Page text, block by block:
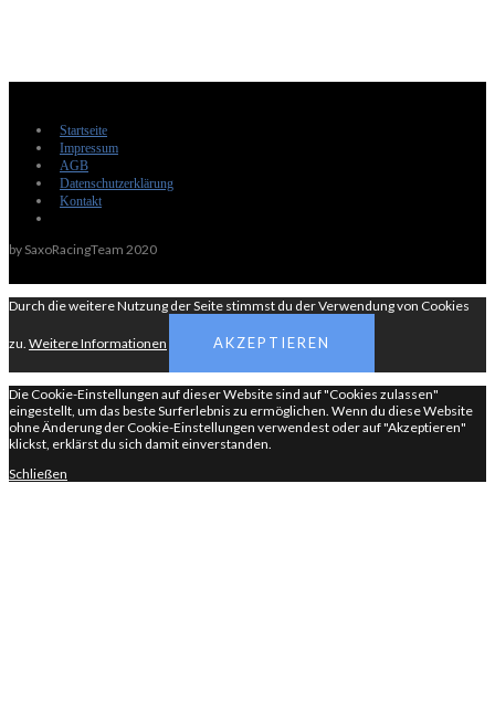
Startseite
Impressum
AGB
Datenschutzerklärung
Kontakt
by SaxoRacingTeam 2020
Durch die weitere Nutzung der Seite stimmst du der Verwendung von Cookies
zu. Weitere Informationen AKZEPTIEREN
Die Cookie-Einstellungen auf dieser Website sind auf "Cookies zulassen"
eingestellt, um das beste Surferlebnis zu ermöglichen. Wenn du diese Website
ohne Änderung der Cookie-Einstellungen verwendest oder auf "Akzeptieren"
klickst, erklärst du sich damit einverstanden.
Schließen